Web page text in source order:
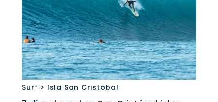
Surf > Isla San Cristóbal